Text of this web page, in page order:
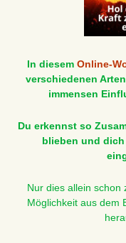
In diesem Online-
verschiedenen
immensen
Du erkennst so
blieben und
Nur dies allein schon
Möglichkeit aus dem